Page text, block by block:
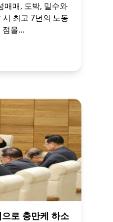
매매, 도박, 밀수와
최고 7년의 노동
을...
로 충만케 하소